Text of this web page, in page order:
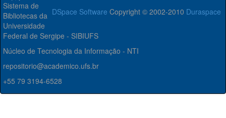
DSpace Software Copyright © 2002-2010 Duraspace
Sistema de
Bibliotecas da
Universidade
Federal de Sergipe - SIBIUFS
Núcleo de Tecnologia da Informação - NTI
repositorio@academico.ufs.br
+55 79 3194-6528